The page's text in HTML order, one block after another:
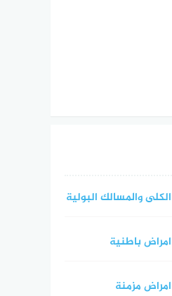
الكلى والمسالك البولية
امراض باطنية
امراض مزمنة